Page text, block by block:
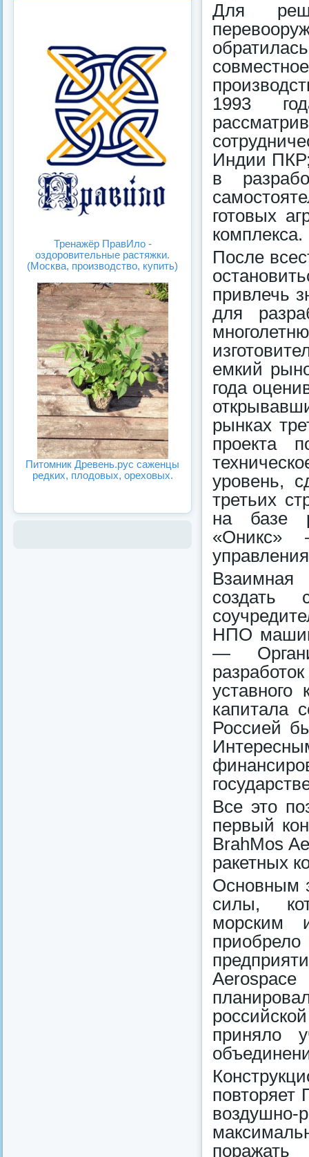
Для
1993
Индии ПКР;
в
готовых
комплекса.
После
привлечь
для
емкий
года
рынках
проекта
уровень,
третьих
на базе
«Оникс»
Взаимная
создать
НПО
—
капитала
Россией
Все это
первый
BrahMos
ракетных
Основным
силы,
морским
приняло
Тренажёр ПравИло -
оздоровительные растяжки.
(Москва, производство, купить)
Питомник Древень.рус саженцы
редких, плодовых, ореховых.